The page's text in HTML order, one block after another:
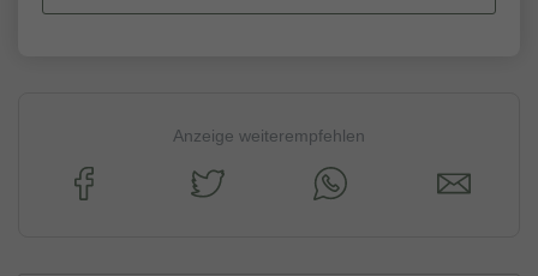
Anzeige weiterempfehlen